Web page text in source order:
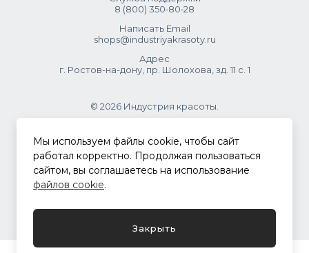
8 (800) 350‑80‑28
Написать Email
shops@industriyakrasoty.ru
Адрес
г. Ростов-на-дону, пр. Шолохова, зд. 11 с. 1
© 2026 Индустрия красоты.
.
Политика конфиденциальности
Мы используем файлы cookie, чтобы сайт
работал корректно. Продолжая пользоваться
сайтом, вы соглашаетесь на использование
файлов cookie.
Закрыть